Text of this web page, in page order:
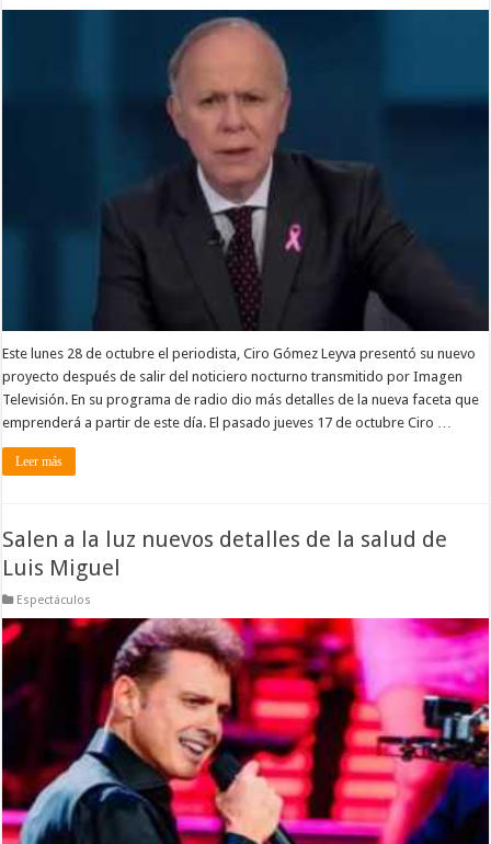
Este lunes 28 de octubre el periodista, Ciro Gómez Leyva presentó su nuevo
proyecto después de salir del noticiero nocturno transmitido por Imagen
Televisión. En su programa de radio dio más detalles de la nueva faceta que
emprenderá a partir de este día. El pasado jueves 17 de octubre Ciro …
Leer más
Salen a la luz nuevos detalles de la salud de
Luis Miguel
Espectáculos